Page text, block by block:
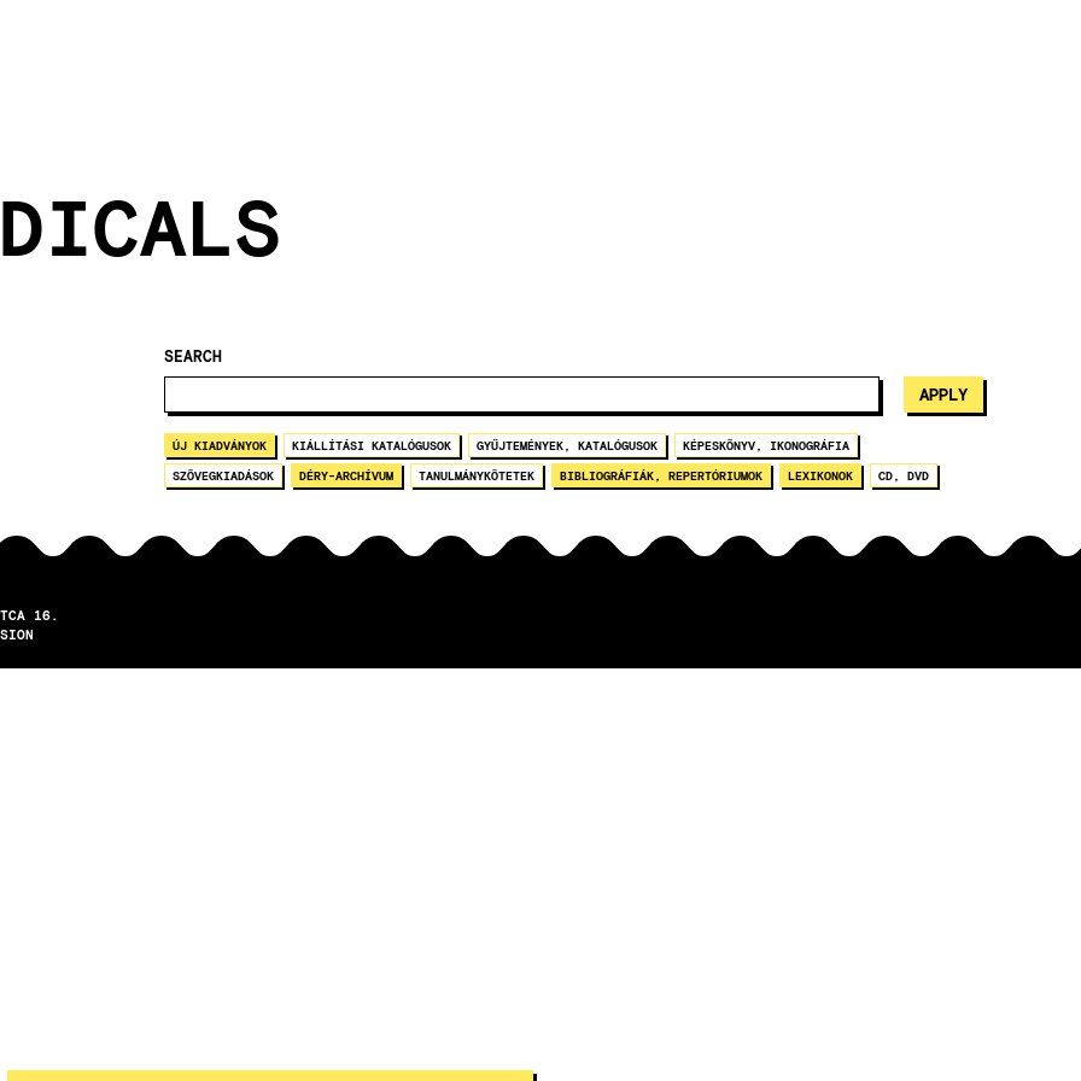
SEARCH
ÚJ KIADVÁNYOK KIÁLLÍTÁSI KATALÓGUSOK GYŰJTEMÉNYEK, KATALÓGUSOK KÉPESKÖNYV, IKONOGRÁFIA
SZÖVEGKIADÁSOK DÉRY-ARCHÍVUM TANULMÁNYKÖTETEK BIBLIOGRÁFIÁK, REPERTÓRIUMOK LEXIKONOK CD, DVD
16.